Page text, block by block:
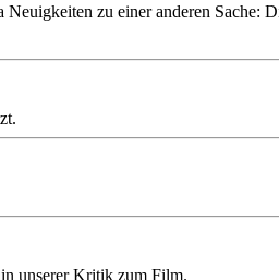
zu einer anderen Sache:
unserer Kritik zum Film.